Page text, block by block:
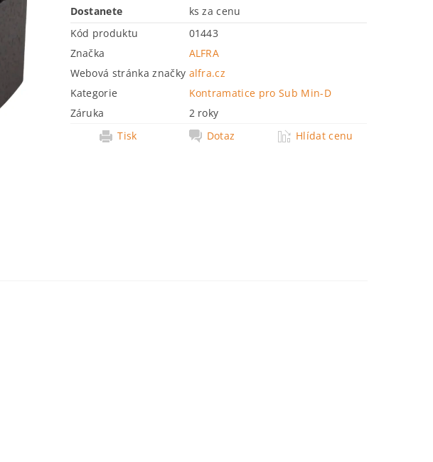
Dostanete
ks za cenu
Kód produktu
01443
Značka
ALFRA
Webová stránka značky alfra.cz
Kategorie
Kontramatice pro Sub Min-D
Záruka
2 roky
Tisk
Dotaz Hlídat cenu